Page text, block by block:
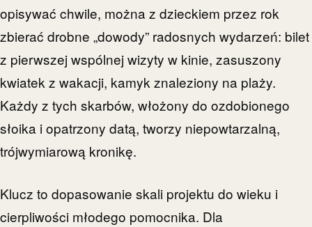
opisywać chwile, można z dzieckiem przez rok
zbierać drobne „dowody” radosnych wydarzeń: bilet
z pierwszej wspólnej wizyty w kinie, zasuszony
kwiatek z wakacji, kamyk znaleziony na plaży.
Każdy z tych skarbów, włożony do ozdobionego
słoika i opatrzony datą, tworzy niepowtarzalną,
trójwymiarową kronikę.
Klucz to dopasowanie skali projektu do wieku i
cierpliwości młodego pomocnika. Dla